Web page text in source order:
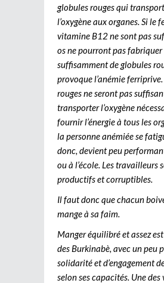
globules rouges qui
l’oxygène aux organes. Si le
vitamine B12 ne sont pas
os ne pourront pas fabriquer
suffisamment de globules
provoque l’anémie
rouges ne seront pas
transporter l’oxygène
fournir l’énergie à tous les
la personne anémiée se
donc, devient peu
ou à l’école. Les travailleurs
productifs et corruptibles.
Il faut donc que chacun
mange à sa faim.
Manger équilibré et assez
des Burkinabè, avec un peu
solidarité et d’engagement
selon ses capacités. Une des